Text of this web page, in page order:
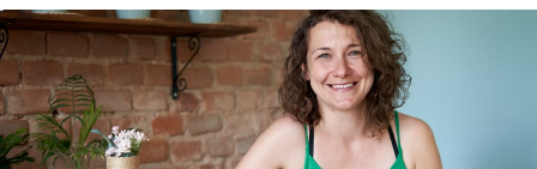
Kliknij, aby powiększyć